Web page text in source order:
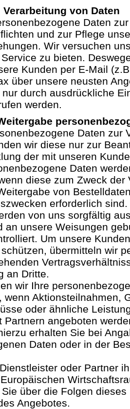
von Daten
Daten
und zur Pflege
Wir versuchen
zu bieten.
Kunden per E-Mail
über unsere neusten
durch ausdrückliche
werden.
Daten zur
wir diese nur zur
der mit unseren
Daten
diese zum Zweck der
von
erforderlich
von uns sorgfältig
an unsere Weisungen
Um unsere
übermitteln wir
an Dritte.
wir Ihre
wenn Aktionsteilnahmen,
oder ähnliche
Partnern angeboten
erhalten Sie bei
Daten oder in der
oder Partner
über die Folgen
Angebotes.